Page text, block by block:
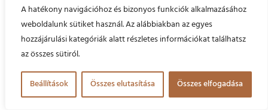
A hatékony navigációhoz és bizonyos funkciók alkalmazásához
weboldalunk sütiket használ. Az alábbiakban az egyes
hozzájárulási kategóriák alatt részletes információkat találhatsz
az összes sütiról.
Beállítások Összes elutasítása Összes elfogadása
Írta:Alexandria Bellefleur
Műfaj:Romantikus
Oldalszám:370